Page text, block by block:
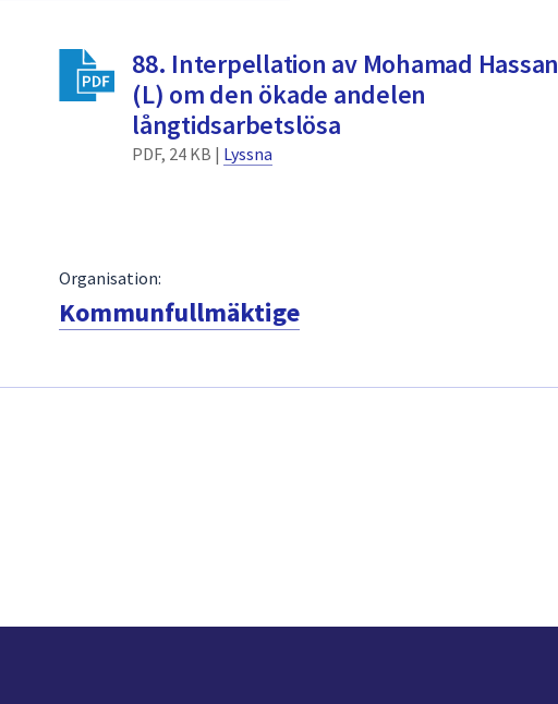
88. Interpellation av Mohamad Hassan
(L) om den ökade andelen
långtidsarbetslösa
PDF, 24 KB | Lyssna
Organisation:
Kommunfullmäktige